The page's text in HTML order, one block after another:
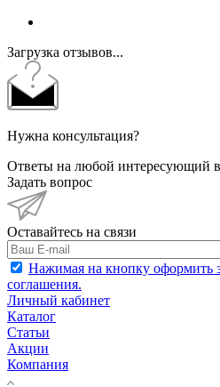
Загрузка отзывов...
Нужна консультация?
Ответы на любой интересующий
Задать вопрос
Оставайтесь на связи
Нажимая на кнопку оформить
соглашения.
Личный кабинет
Каталог
Статьи
Акции
Компания